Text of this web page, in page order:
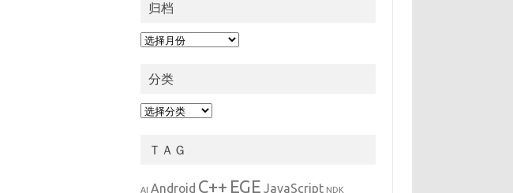
归档
归
分类
分
ＴＡＧ
AI Android C++ EGE JavaScript NDK